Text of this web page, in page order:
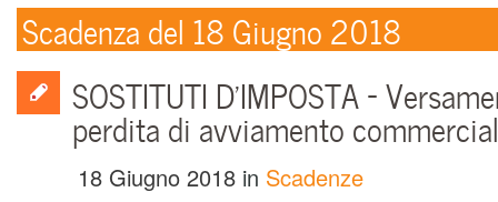
Scadenza del 18 Giugno 2018
SOSTITUTI D’IMPOSTA –
perdita di avviamento
18 Giugno 2018 in Scadenze